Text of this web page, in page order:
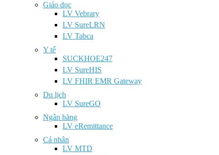
Giáo dục
LV Vebrary
LV SureLRN
LV Tabca
Y tế
SUCKHOE247
LV SureHIS
LV FHIR EMR Gateway
Du lịch
LV SureGO
Ngân hàng
LV eRemittance
Cá nhân
LV MTD